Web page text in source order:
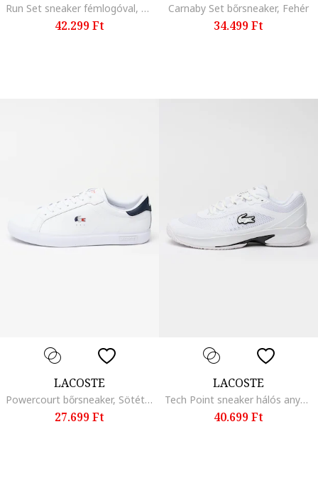
Run Set sneaker fémlogóval, Csontszín/Világos tópbarna/Sötétszürke
42.299 Ft
Carnaby Set bőrsneaker, Fehér
34.499 Ft
LACOSTE
Powercourt bőrsneaker, Sötétkék/Fehér
27.699 Ft
LACOSTE
Tech Point sneaker hálós anyagbetétekkel, Fekete/Fehér
40.699 Ft